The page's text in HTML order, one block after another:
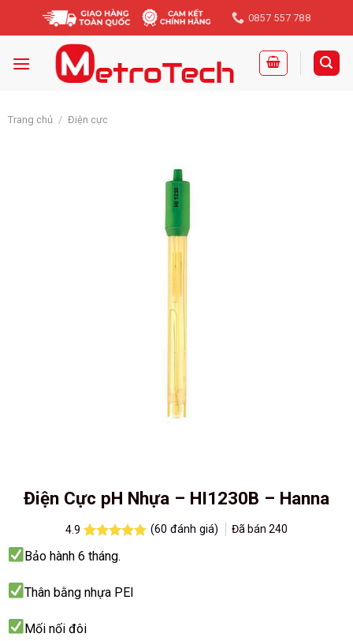
0857 557 788
Trang chủ / Điện cực
Điện Cực pH Nhựa – HI1230B – Hanna
4.9
4.9 trên 5
dựa trên
60
(60 đánh giá) Đã bán 240
Bảo hành 6 tháng.
Thân bằng nhựa PEI
Mối nối đôi